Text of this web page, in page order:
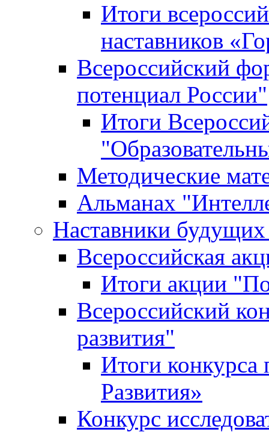
Итоги
наставников
Всероссийский
потенциал России"
Итоги
Методические
Альманах
Наставники
Всероссийская
Итоги акции
Всероссийский
развития"
Итоги конкурса
Развития»
Конкурс